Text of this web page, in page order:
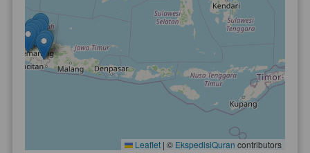
Leaflet | © EkspedisiQuran contributors